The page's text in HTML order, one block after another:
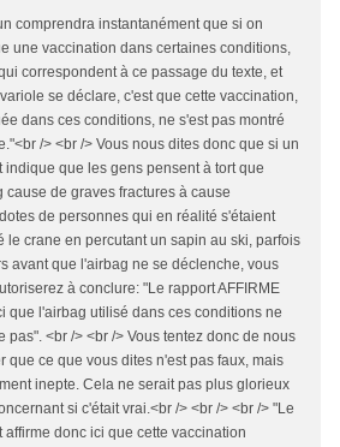
comprendra instantanément que si on
une vaccination dans certaines conditions,
correspondent à ce passage du texte, et
se déclare, c'est que cette vaccination,
dans ces conditions, ne s'est pas montré
/> <br /> Vous nous dites donc que si un
indique que les gens pensent à tort que
cause de graves fractures à cause
de personnes qui en réalité s'étaient
le crane en percutant un sapin au ski, parfois
avant que l'airbag ne se déclenche, vous
à conclure: "Le rapport AFFIRME
que l'airbag utilisé dans ces conditions ne
pas". <br /> <br /> Vous tentez donc de nous
que ce que vous dites n'est pas faux, mais
inepte. Cela ne serait pas plus glorieux
si c'était vrai.<br /> <br /> <br /> "Le
affirme donc ici que cette vaccination